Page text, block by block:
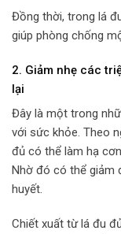
Đồng thời, trong lá
giúp phòng chống
2. Giảm nhẹ các
lại
Đây là một trong
với sức khỏe. Theo
đủ có thể làm hạ
Nhờ đó có thể giảm
huyết.
Chiết xuất từ lá đu